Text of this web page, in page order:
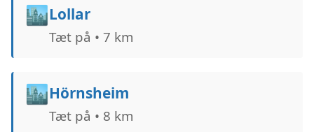
🏙️Lollar
Tæt på • 7 km
🏙️Hörnsheim
Tæt på • 8 km